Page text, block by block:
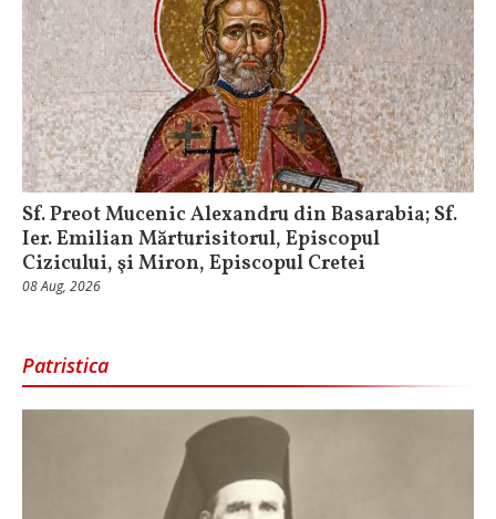
Sf. Preot Mucenic Alexandru din Basarabia; Sf.
Ier. Emilian Mărturisitorul, Episcopul
Cizicului, şi Miron, Episcopul Cretei
08 Aug, 2026
Patristica